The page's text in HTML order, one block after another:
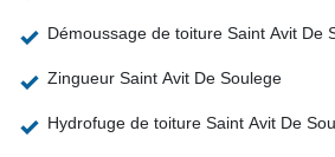
Démoussage de toiture Saint Avit De
Zingueur Saint Avit De Soulege
Hydrofuge de toiture Saint Avit De